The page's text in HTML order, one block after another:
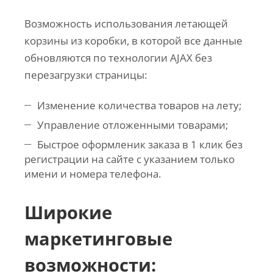
Возможность использования летающей
корзины из коробки, в которой все данные
обновляются по технологии AJAX без
перезагрузки страницы:
Изменение количества товаров на лету;
Управление отложенными товарами;
Быстрое оформленик заказа в 1 клик без
регистрации на сайте с указанием только
имени и номера телефона.
Широкие
маркетинговые
возможности: